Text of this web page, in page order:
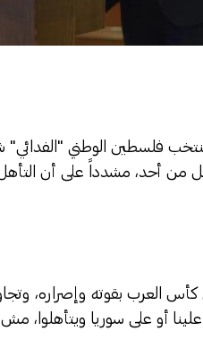
فلسطين الوطني
من أحد، مشدداً على أن التأهل
كأس العرب بقوته وإصراره،
أو على سوريا ويتأهلوا،